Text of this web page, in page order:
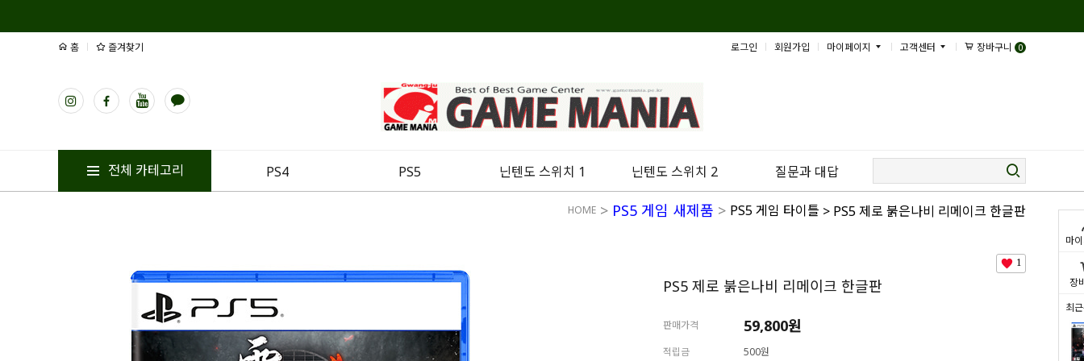
마
장
최
홈 즐겨찾기 로그인 회원가입 마이페이지 고객센터 장바구니 0
전체 카테고리 PS4 PS5 닌텐도 스위치 1 닌텐도 스위치 2 질문과 대답
HOME > PS5 게임 새제품 > PS5 게임 타이틀 > PS5 제로 붉은나비 리메이크 한글판
1
PS5 제로 붉은나비 리메이크 한글판
판매가격 59,800원
적립금 500원